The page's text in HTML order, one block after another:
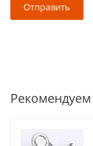
Рекомендуем